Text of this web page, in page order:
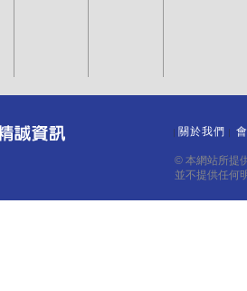
關於我們
© 本網站所提
並不提供任何